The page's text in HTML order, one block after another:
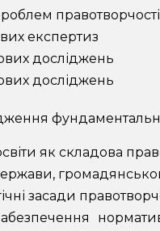
експертиз
досліджень
досліджень
як складова
засади